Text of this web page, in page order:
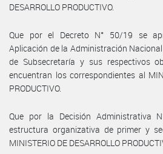
DESARROLLO PRODUCTIVO.
Que por el Decreto N° 50/19 se
Aplicación de la Administración
de Subsecretaría y sus respectivos
encuentran los correspondientes al
PRODUCTIVO.
Que por la Decisión Administrativa
estructura organizativa de primer y
MINISTERIO DE DESARROLLO